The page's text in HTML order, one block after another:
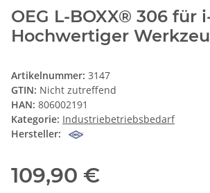
OEG L-BOXX® 306 für
Hochwertiger
Artikelnummer: 3147
GTIN: Nicht zutreffend
HAN: 806002191
Kategorie: Industriebetriebsbedarf
Hersteller:
109,90 €